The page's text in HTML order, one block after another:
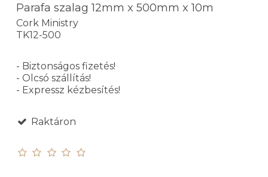
Parafa szalag 12mm x 500mm x 10m
Cork Ministry
TK12-500
- Biztonságos fizetés!
- Olcsó szállítás!
- Expressz kézbesítés!
Raktáron